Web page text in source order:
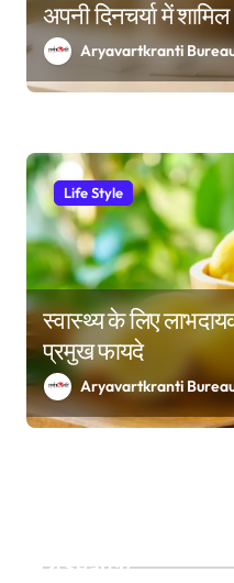
अपनी दिनचर्या में शामिल
Aryavartkranti
Life Style
स्वास्थ्य के लिए
प्रमुख फायदे
Aryavartkranti
Search